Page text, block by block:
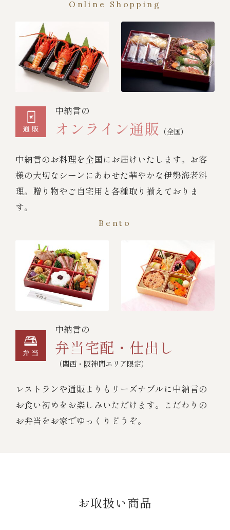
Online Shopping
中納言の
オンライン通販 （全国）
中納言のお料理を全国にお届けいたします。お客
様の大切なシーンにあわせた華やかな伊勢海老料
理。贈り物やご自宅用と各種取り揃えておりま
す。
Bento
中納言の
弁当宅配・仕出し
（関西・阪神間エリア限定）
レストランや通販よりもリーズナブルに中納言の
お食い初めをお楽しみいただけます。こだわりの
お弁当をお家でゆっくりどうぞ。
お取扱い商品